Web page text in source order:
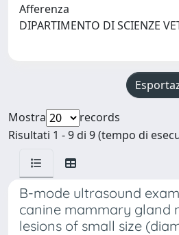
Afferenza
DIPARTIMENTO DI SCIENZE
Mostra
records
Risultati 1 - 9 di 9 (tempo di
B-mode ultrasound
canine mammary gland
lesions of small size